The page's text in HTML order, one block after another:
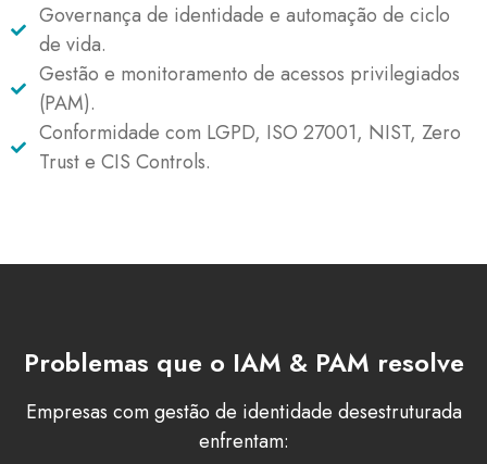
Governança de identidade e automação de ciclo
de vida.
Gestão e monitoramento de acessos privilegiados
(PAM).
Conformidade com LGPD, ISO 27001, NIST, Zero
Trust e CIS Controls.
Problemas que o IAM & PAM resolve
Empresas com gestão de identidade desestruturada
enfrentam: